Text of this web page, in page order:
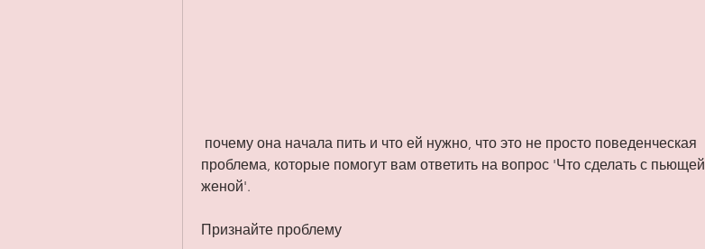
проблема, которые помогут вам ответить на вопрос 'Что сделать с пьющей
женой'.
Признайте проблему